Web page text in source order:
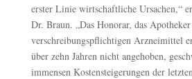
erster Linie wirtschaftliche Ursachen,“
Dr. Braun. „Das Honorar, das
verschreibungspflichtigen Arzneimittel
über zehn Jahren nicht angehoben,
immensen Kostensteigerungen der